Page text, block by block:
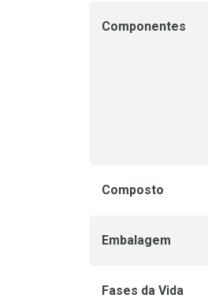
Componentes
Composto
Embalagem
Fases da Vida